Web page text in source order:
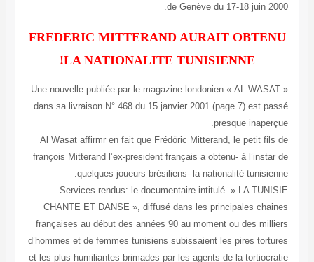
de Genève du 17-18 juin 2000.
FREDERIC MITTERAND AURAIT OBTENU
LA NATIONALITE TUNISIENNE!
Une nouvelle publiée par le magazine londonien « AL WASAT »
dans sa livraison N° 468 du 15 janvier 2001 (page 7) est passé
presque inaperçue.
Al Wasat affirmr en fait que Frédöric Mitterand, le petit fils de
françois Mitterand l’ex-president français a obtenu- à l’instar de
quelques joueurs brésiliens- la nationalité tunisienne.
Services rendus: le documentaire intitulé » LA TUNISIE
CHANTE ET DANSE », diffusé dans les principales chaines
françaises au début des années 90 au moment ou des milliers
d’hommes et de femmes tunisiens subissaient les pires tortures
et les plus humiliantes brimades par les agents de la tortiocratie